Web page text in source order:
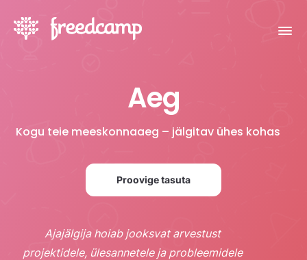
Aeg
Kogu teie meeskonnaaeg – jälgitav ühes kohas
Proovige tasuta
Ajajälgija hoiab jooksvat arvestust
projektidele, ülesannetele ja probleemidele